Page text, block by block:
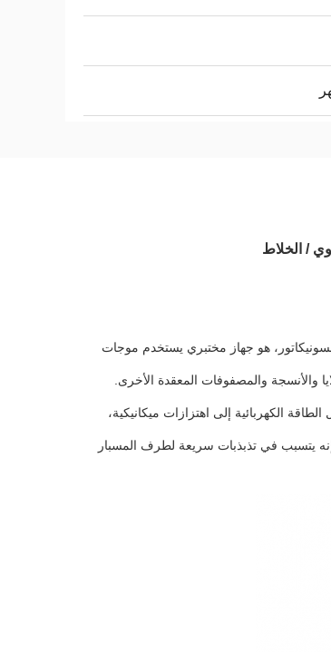
/ الخلاط
هو جهاز مختبري يستخدم موجات
والأنسجة والمصفوفات المعقدة الأخرى.
الكهربائية إلى اهتزازات ميكانيكية،
فإنه يتسبب في تذبذبات سريعة لطرف المسبار